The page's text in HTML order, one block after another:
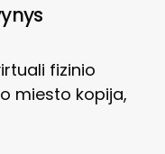
fizinio
miesto kopija,